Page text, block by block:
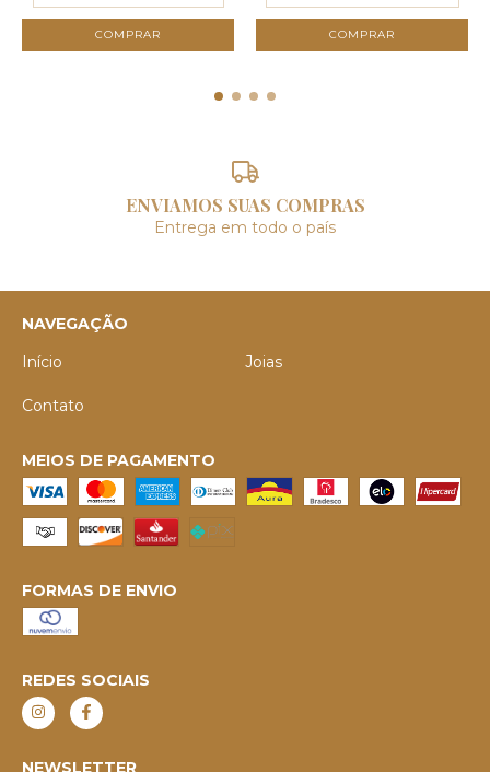
ENVIAMOS SUAS COMPRAS
Entrega em todo o país
NAVEGAÇÃO
Início
Joias
Contato
MEIOS DE PAGAMENTO
FORMAS DE ENVIO
REDES SOCIAIS
NEWSLETTER